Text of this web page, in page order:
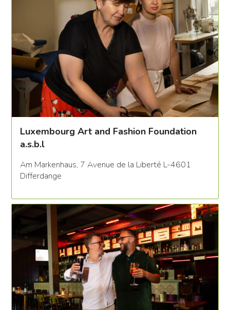
Luxembourg Art and Fashion Foundation
a.s.b.l
Am Markenhaus, 7 Avenue de la Liberté L-4601
Differdange